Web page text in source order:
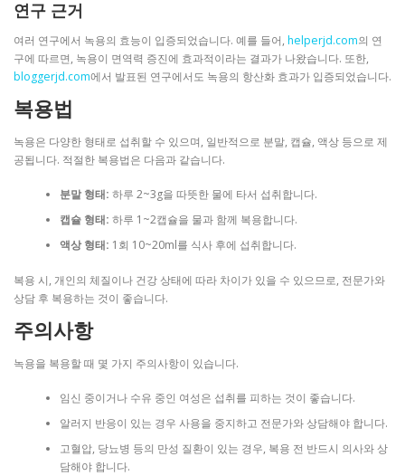
연구 근거
여러 연구에서 녹용의 효능이 입증되었습니다. 예를 들어, helperjd.com의 연
구에 따르면, 녹용이 면역력 증진에 효과적이라는 결과가 나왔습니다. 또한,
bloggerjd.com에서 발표된 연구에서도 녹용의 항산화 효과가 입증되었습니다.
복용법
녹용은 다양한 형태로 섭취할 수 있으며, 일반적으로 분말, 캡슐, 액상 등으로 제
공됩니다. 적절한 복용법은 다음과 같습니다.
분말 형태: 하루 2~3g을 따뜻한 물에 타서 섭취합니다.
캡슐 형태: 하루 1~2캡슐을 물과 함께 복용합니다.
액상 형태: 1회 10~20ml를 식사 후에 섭취합니다.
복용 시, 개인의 체질이나 건강 상태에 따라 차이가 있을 수 있으므로, 전문가와
상담 후 복용하는 것이 좋습니다.
주의사항
녹용을 복용할 때 몇 가지 주의사항이 있습니다.
임신 중이거나 수유 중인 여성은 섭취를 피하는 것이 좋습니다.
알러지 반응이 있는 경우 사용을 중지하고 전문가와 상담해야 합니다.
고혈압, 당뇨병 등의 만성 질환이 있는 경우, 복용 전 반드시 의사와 상
담해야 합니다.